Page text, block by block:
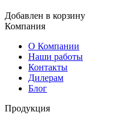
Добавлен в корзину
Компания
О Компании
Наши работы
Контакты
Дилерам
Блог
Продукция